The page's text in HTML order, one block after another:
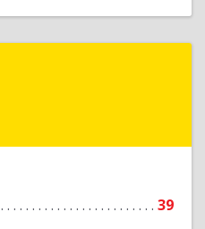
39
Астрахань г, Карла